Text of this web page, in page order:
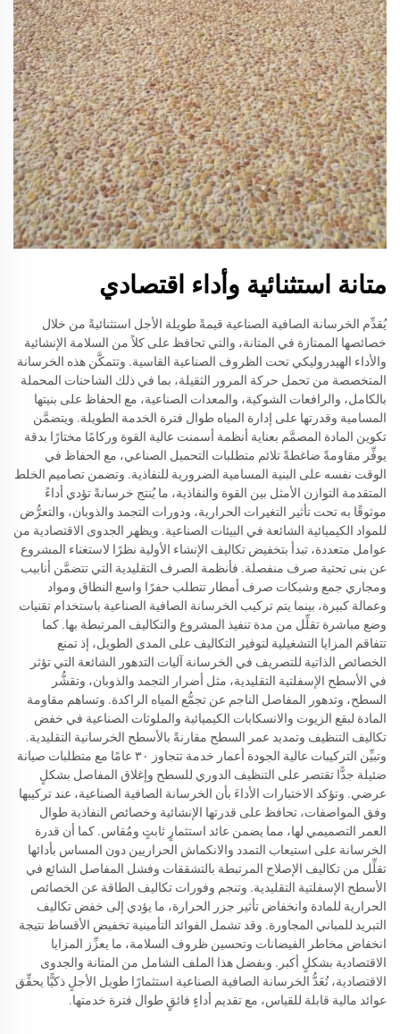
متانة استثنائية وأداء اقتصادي
يُقدِّم الخرسانة الصافية الصناعية قيمةً طويلة الأجل استثنائيةً من خلال
خصائصها الممتازة في المتانة، والتي تحافظ على كلاً من السلامة الإنشائية
والأداء الهيدروليكي تحت الظروف الصناعية القاسية. وتتمكَّن هذه الخرسانة
المتخصصة من تحمل حركة المرور الثقيلة، بما في ذلك الشاحنات المحملة
بالكامل، والرافعات الشوكية، والمعدات الصناعية، مع الحفاظ على بنيتها
المسامية وقدرتها على إدارة المياه طوال فترة الخدمة الطويلة. ويتضمَّن
تكوين المادة المصمَّم بعناية أنظمة أسمنت عالية القوة وركامًا مختارًا بدقة
يوفِّر مقاومةً ضاغطةً تلائم متطلبات التحميل الصناعي، مع الحفاظ في
الوقت نفسه على البنية المسامية الضرورية للنفاذية. وتضمن تصاميم الخلط
المتقدمة التوازن الأمثل بين القوة والنفاذية، ما يُنتج خرسانةً تؤدي أداءً
موثوقًا به تحت تأثير التغيرات الحرارية، ودورات التجمد والذوبان، والتعرُّض
للمواد الكيميائية الشائعة في البيئات الصناعية. ويظهر الجدوى الاقتصادية من
عوامل متعددة، تبدأ بتخفيض تكاليف الإنشاء الأولية نظرًا لاستغناء المشروع
عن بنى تحتية صرف منفصلة. فأنظمة الصرف التقليدية التي تتضمَّن أنابيب
ومجاري جمع وشبكات صرف أمطار تتطلب حفرًا واسع النطاق ومواد
وعمالة كبيرة، بينما يتم تركيب الخرسانة الصافية الصناعية باستخدام تقنيات
وضع مباشرة تقلِّل من مدة تنفيذ المشروع والتكاليف المرتبطة بها. كما
تتفاقم المزايا التشغيلية لتوفير التكاليف على المدى الطويل، إذ تمنع
الخصائص الذاتية للتصريف في الخرسانة آليات التدهور الشائعة التي تؤثر
في الأسطح الإسفلتية التقليدية، مثل أضرار التجمد والذوبان، وتقشُّر
السطح، وتدهور المفاصل الناجم عن تجمُّع المياه الراكدة. وتساهم مقاومة
المادة لبقع الزيوت والانسكابات الكيميائية والملوثات الصناعية في خفض
تكاليف التنظيف وتمديد عمر السطح مقارنةً بالأسطح الخرسانية التقليدية.
وتبيِّن التركيبات عالية الجودة أعمار خدمة تتجاوز ٣٠ عامًا مع متطلبات صيانة
ضئيلة جدًّا تقتصر على التنظيف الدوري للسطح وإغلاق المفاصل بشكلٍ
عرضي. وتؤكد الاختبارات الأداءَ بأن الخرسانة الصافية الصناعية، عند تركيبها
وفق المواصفات، تحافظ على قدرتها الإنشائية وخصائص النفاذية طوال
العمر التصميمي لها، مما يضمن عائد استثمارٍ ثابتٍ ومُقاس. كما أن قدرة
الخرسانة على استيعاب التمدد والانكماش الحراريين دون المساس بأدائها
تقلِّل من تكاليف الإصلاح المرتبطة بالتشققات وفشل المفاصل الشائع في
الأسطح الإسفلتية التقليدية. وتنجم وفورات تكاليف الطاقة عن الخصائص
الحرارية للمادة وانخفاض تأثير جزر الحرارة، ما يؤدي إلى خفض تكاليف
التبريد للمباني المجاورة. وقد تشمل الفوائد التأمينية تخفيض الأقساط نتيجة
انخفاض مخاطر الفيضانات وتحسين ظروف السلامة، ما يعزِّز المزايا
الاقتصادية بشكلٍ أكبر. وبفضل هذا الملف الشامل من المتانة والجدوى
الاقتصادية، تُعَدُّ الخرسانة الصافية الصناعية استثمارًا طويل الأجلٍ ذكيًّا يحقِّق
عوائد مالية قابلة للقياس، مع تقديم أداءٍ فائقٍ طوال فترة خدمتها.